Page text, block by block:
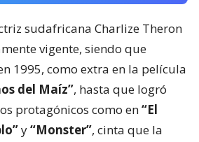
sudafricana Charlize Theron
vigente, siendo que
1995, como extra en la película
del Maíz”, hasta que logró
protagónicos como en“El
y“Monster”, cinta que la